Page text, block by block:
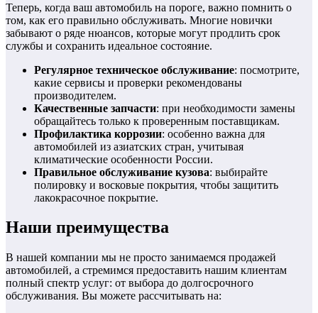
Теперь, когда ваш автомобиль на пороге, важно помнить о
том, как его правильно обслуживать. Многие новички
забывают о ряде нюансов, которые могут продлить срок
службы и сохранить идеальное состояние.
Регулярное техническое обслуживание: посмотрите,
какие сервисы и проверки рекомендованы
производителем.
Качественные запчасти: при необходимости замены
обращайтесь только к проверенным поставщикам.
Профилактика коррозии: особенно важна для
автомобилей из азиатских стран, учитывая
климатические особенности России.
Правильное обслуживание кузова: выбирайте
полировку и восковые покрытия, чтобы защитить
лакокрасочное покрытие.
Наши преимущества
В нашей компании мы не просто занимаемся продажей
автомобилей, а стремимся предоставить нашим клиентам
полный спектр услуг: от выбора до долгосрочного
обслуживания. Вы можете рассчитывать на: